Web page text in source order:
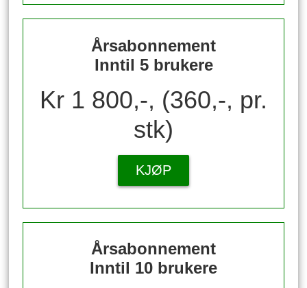
Årsabonnement
Inntil 5 brukere
Kr 1 800,-, (360,-, pr.
stk)
KJØP
Årsabonnement
Inntil 10 brukere